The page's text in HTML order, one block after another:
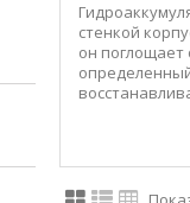
стенкой
он поглощает